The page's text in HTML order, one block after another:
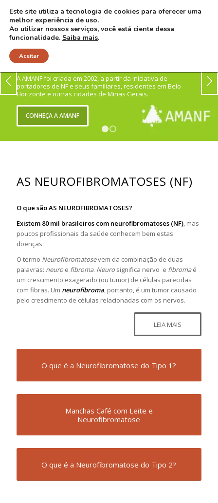
ASSOCIAÇÃO MINEIRA DE APOIO ÀS PESSOAS COM
NEUROFIBROMATOSES
A AMANF foi criada em 2002, a partir da iniciativa de
portadores de NF e seus familiares, residentes em Belo
Horizonte e outras cidades de Minas Gerais.
CONHEÇA A AMANF
AS NEUROFIBROMATOSES (NF)
O que são AS NEUROFIBROMATOSES?
Existem 80 mil brasileiros com neurofibromatoses (NF), mas
poucos profissionais da saúde conhecem bem estas
doenças.
O termo Neurofibromatosevem da combinação de duas
palavras: neuroe fibroma. Neurosignifica nervo e fibromaé
um crescimento exagerado (ou tumor) de células parecidas
com fibras. Um neurofibroma, portanto, é um tumor causado
pelo crescimento de células relacionadas com os nervos.
LEIA MAIS
O que é a Neurofibromatose do Tipo 1?
Manchas Café com Leite e
Neurofibromatose
O que é a Neurofibromatose do Tipo 2?
Este site utiliza a tecnologia de cookies para oferecer uma
melhor experiência de uso.
Ao utilizar nossos serviços, você está ciente dessa
funcionalidade. Saiba mais.
Aceitar